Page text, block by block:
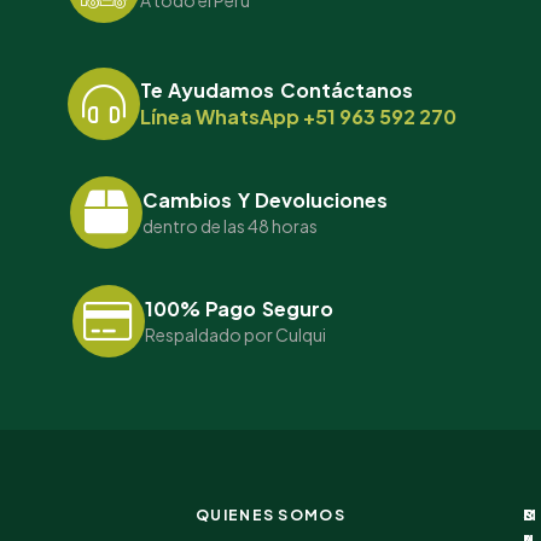
Te Ayudamos Contáctanos
Línea WhatsApp +51 963 592 270
Cambios Y Devoluciones
dentro de las 48 horas
100% Pago Seguro
Respaldado por Culqui
QUIENES SOMOS
I
C
M
S